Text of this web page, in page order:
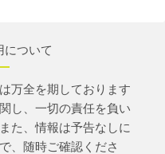
について
万全を期しております
し、一切の責任を負い
た、情報は予告なしに
、随時ご確認くださ